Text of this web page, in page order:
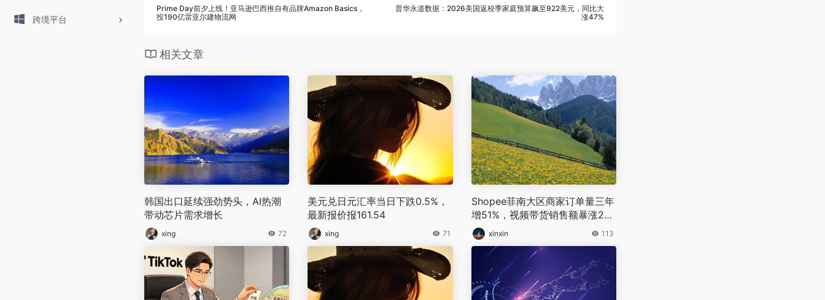
跨境平台
Prime Day前夕上线！亚马逊巴西推自有品牌Amazon Basics，
投190亿雷亚尔建物流网
普华永道数据：2026美国返校季家庭预算飙至922美元，同比大
涨47%
相关文章
‌韩国出口延续强劲势头，AI热潮
带动芯片需求增长‌
xing 72
美元兑日元汇率当日下跌0.5%，
最新报价报161.54
xing 71
Shopee菲南大区商家订单量三年
增51%，视频带货销售额暴涨20
9% xinxin 113